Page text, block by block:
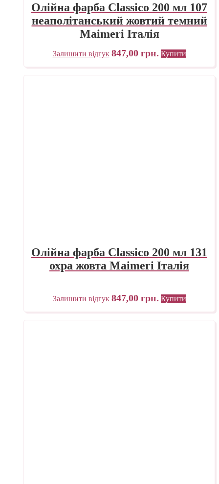
Олійна фарба Classico 200 мл 107
неаполітанський жовтий темний
Maimeri Італія
Залишити відгук 847,00 грн. Купити
Олійна фарба Classico 200 мл 131
охра жовта Maimeri Італія
Залишити відгук 847,00 грн. Купити